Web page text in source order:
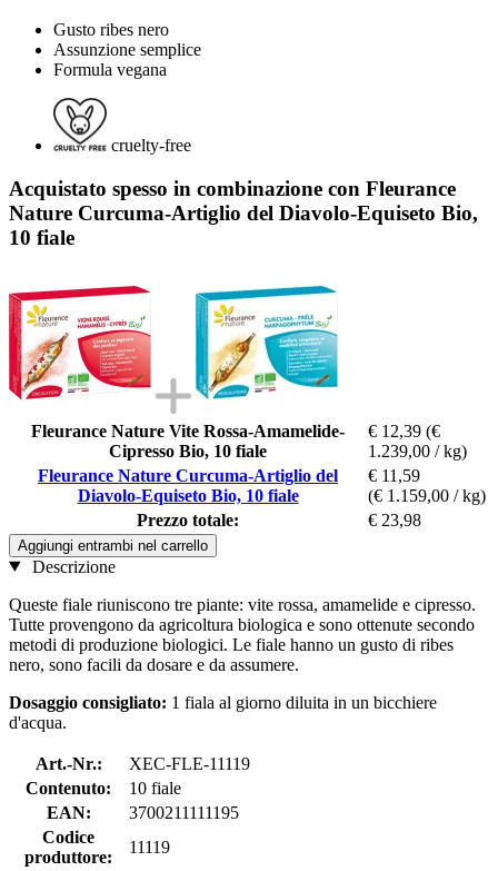
Gusto ribes nero
Assunzione semplice
Formula vegana
cruelty-free
Acquistato spesso in combinazione con Fleurance
Nature Curcuma-Artiglio del Diavolo-Equiseto Bio,
10 fiale
Fleurance Nature Vite Rossa-Amamelide-
Cipresso Bio, 10 fiale
€ 12,39 (€
1.239,00 / kg)
Fleurance Nature Curcuma-Artiglio del
Diavolo-Equiseto Bio, 10 fiale
€ 11,59
(€ 1.159,00 / kg)
Prezzo totale:
€ 23,98
Aggiungi entrambi nel carrello
Descrizione
Queste fiale riuniscono tre piante: vite rossa, amamelide e cipresso.
Tutte provengono da agricoltura biologica e sono ottenute secondo
metodi di produzione biologici. Le fiale hanno un gusto di ribes
nero, sono facili da dosare e da assumere.
Dosaggio consigliato: 1 fiala al giorno diluita in un bicchiere
d'acqua.
Art.-Nr.:
XEC-FLE-11119
Contenuto:
10 fiale
EAN:
3700211111195
Codice
produttore:
11119